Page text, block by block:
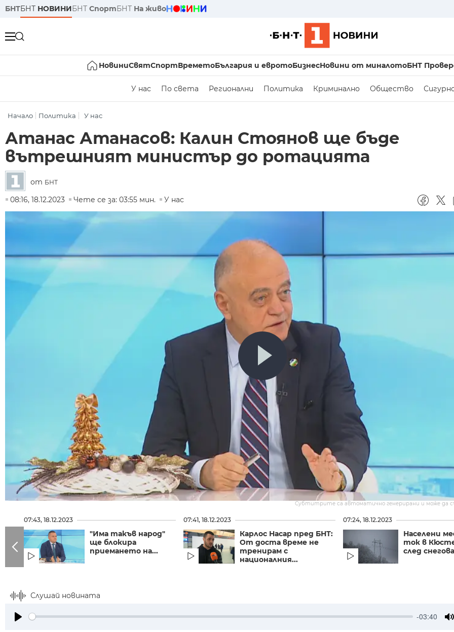
БНТБНТ НОВИНИБНТ СпортБНТ На живо
НовиниСвятСпортВреметоБългария и евротоБизнесНовини от миналотоБНТ
У нас По света Регионални Политика Криминално Общество
Начало Политика У нас
Атанас Атанасов: Калин Стоянов ще бъде
вътрешният министър до ротацията
от БНТ
08:16, 18.12.2023
Чете се за: 03:55 мин. У нас
Субтитрите са автоматично генерирани и може да
07:43, 18.12.2023
"Има такъв народ"
ще блокира
приемането на...
07:41, 18.12.2023
Карлос Насар пред БНТ:
От доста време не
тренирам с
националния...
07:24, 18.12.2023
Населени
ток в
след
Слушай новината
-03:40